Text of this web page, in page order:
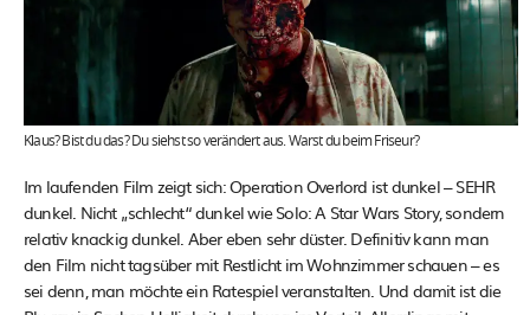
Klaus? Bist du das? Du siehst so verändert aus. Warst du beim Friseur?
Im laufenden Film zeigt sich: Operation Overlord ist dunkel – SEHR
dunkel. Nicht „schlecht“ dunkel wie Solo: A Star Wars Story, sondern
relativ knackig dunkel. Aber eben sehr düster. Definitiv kann man
den Film nicht tagsüber mit Restlicht im Wohnzimmer schauen – es
sei denn, man möchte ein Ratespiel veranstalten. Und damit ist die